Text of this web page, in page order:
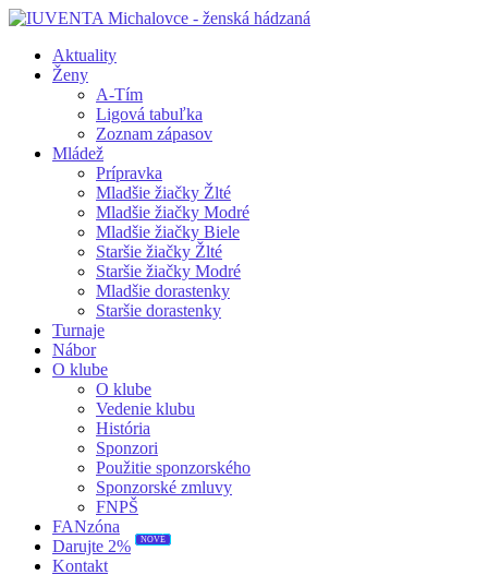
Aktuality
Ženy
A-Tím
Ligová tabuľka
Zoznam zápasov
Mládež
Prípravka
Mladšie žiačky Žlté
Mladšie žiačky Modré
Mladšie žiačky Biele
Staršie žiačky Žlté
Staršie žiačky Modré
Mladšie dorastenky
Staršie dorastenky
Turnaje
Nábor
O klube
O klube
Vedenie klubu
História
Sponzori
Použitie sponzorského
Sponzorské zmluvy
FNPŠ
FANzóna
Darujte 2%
NOVÉ
Kontakt